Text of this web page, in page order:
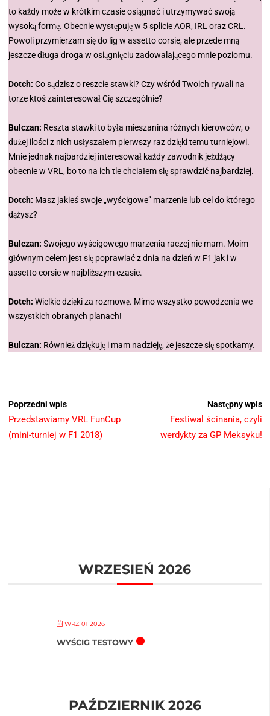
to każdy może w krótkim czasie osiągnać i utrzymywać swoją
wysoką formę. Obecnie występuję w 5 splicie AOR, IRL oraz CRL.
Powoli przymierzam się do lig w assetto corsie, ale przede mną
jeszcze długa droga w osiągnięciu zadowalającego mnie poziomu.
Dotch: Co sądzisz o reszcie stawki? Czy wśród Twoich rywali na
torze ktoś zainteresował Cię szczególnie?
Bulczan: Reszta stawki to była mieszanina różnych kierowców, o
dużej ilości z nich usłyszałem pierwszy raz dzięki temu turniejowi.
Mnie jednak najbardziej interesował każdy zawodnik jeżdżący
obecnie w VRL, bo to na ich tle chciałem się sprawdzić najbardziej.
Dotch: Masz jakieś swoje „wyścigowe” marzenie lub cel do którego
dążysz?
Bulczan: Swojego wyścigowego marzenia raczej nie mam. Moim
głównym celem jest się poprawiać z dnia na dzień w F1 jak i w
assetto corsie w najbliższym czasie.
Dotch: Wielkie dzięki za rozmowę. Mimo wszystko powodzenia we
wszystkich obranych planach!
Bulczan: Również dziękuję i mam nadzieję, że jeszcze się spotkamy.
Poprzedni wpis
Przedstawiamy VRL FunCup
(mini-turniej w F1 2018)
Następny wpis
Festiwal ścinania, czyli
werdykty za GP Meksyku!
WRZESIEŃ 2026
WRZ 01 2026
WYŚCIG TESTOWY
PAŹDZIERNIK 2026